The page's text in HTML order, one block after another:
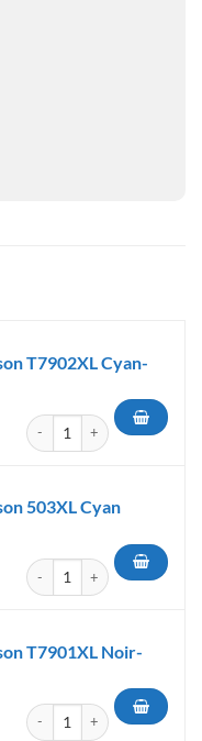
T7902XL Cyan-
quantité de Cartouche
503XL Cyan
quantité de Cartouche
T7901XL Noir-
quantité de Cartouche